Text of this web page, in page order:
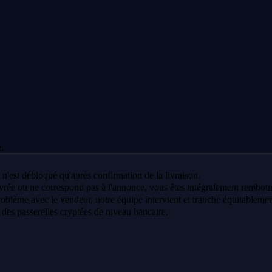
débloqué qu'après confirmation de la livraison.
ou ne correspond pas à l'annonce, vous êtes intégralement
avec le vendeur, notre équipe intervient et tranche
passerelles cryptées de niveau bancaire.